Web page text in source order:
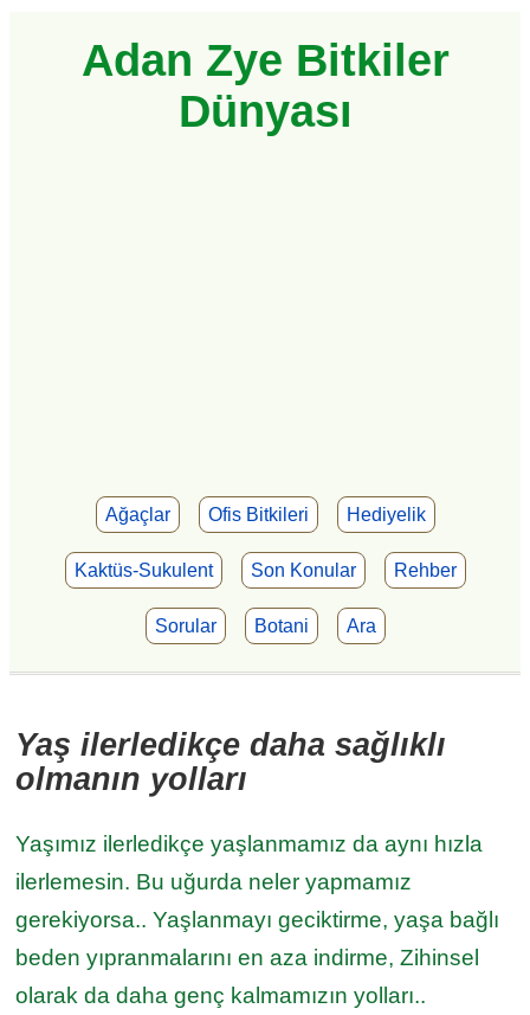
Adan Zye Bitkiler
Dünyası
Ağaçlar Ofis Bitkileri Hediyelik
Kaktüs-Sukulent Son Konular Rehber
Sorular Botani Ara
Yaş ilerledikçe daha sağlıklı
olmanın yolları
Yaşımız ilerledikçe yaşlanmamız da aynı hızla
ilerlemesin. Bu uğurda neler yapmamız
gerekiyorsa.. Yaşlanmayı geciktirme, yaşa bağlı
beden yıpranmalarını en aza indirme, Zihinsel
olarak da daha genç kalmamızın yolları..